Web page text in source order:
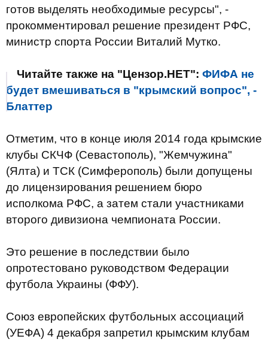
готов выделять необходимые ресурсы", -
прокомментировал решение президент РФС,
министр спорта России Виталий Мутко.
Читайте также на "Цензор.НЕТ": ФИФА не
будет вмешиваться в "крымский вопрос", -
Блаттер
Отметим, что в конце июля 2014 года крымские
клубы СКЧФ (Севастополь), "Жемчужина"
(Ялта) и ТСК (Симферополь) были допущены
до лицензирования решением бюро
исполкома РФС, а затем стали участниками
второго дивизиона чемпионата России.
Это решение в последствии было
опротестовано руководством Федерации
футбола Украины (ФФУ).
Союз европейских футбольных ассоциаций
(УЕФА) 4 декабря запретил крымским клубам